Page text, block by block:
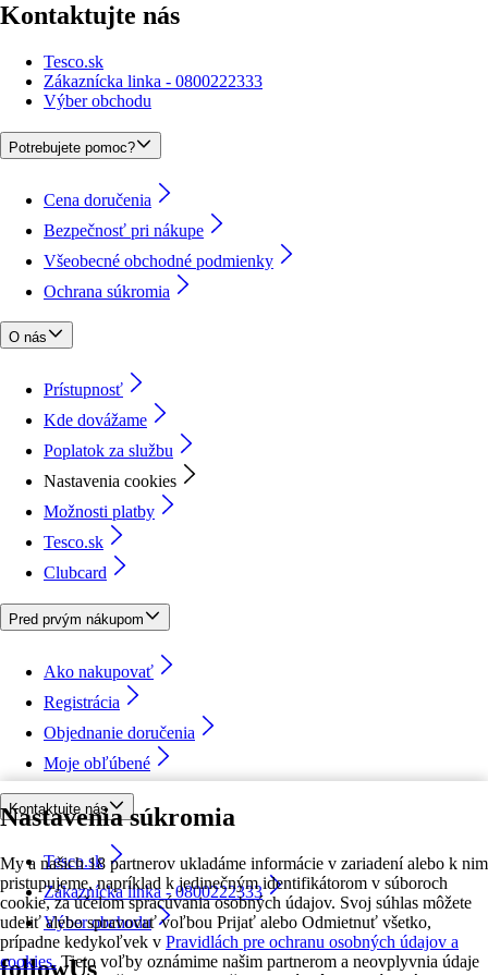
Nastavenia súkromia
My a našich 18 partnerov ukladáme informácie v zariadení alebo k nim
pristupujeme, napríklad k jedinečným identifikátorom v súboroch
cookie, za účelom spracúvania osobných údajov. Svoj súhlas môžete
udeliť alebo spravovať voľbou Prijať alebo Odmietnuť všetko,
prípadne kedykoľvek v Pravidlách pre ochranu osobných údajov a
cookies. Tieto voľby oznámime našim partnerom a neovplyvnia údaje
Kontaktujte nás
Tesco.sk
Zákaznícka linka - 0800222333
Výber obchodu
Potrebujete pomoc?
Cena doručenia
Bezpečnosť pri nákupe
Všeobecné obchodné podmienky
Ochrana súkromia
O nás
Prístupnosť
Kde dovážame
Poplatok za službu
Nastavenia cookies
Možnosti platby
Tesco.sk
Clubcard
Pred prvým nákupom
Ako nakupovať
Registrácia
Objednanie doručenia
Moje obľúbené
Kontaktujte nás
Tesco.sk
Zákaznícka linka - 0800222333
Výber obchodu
followUs